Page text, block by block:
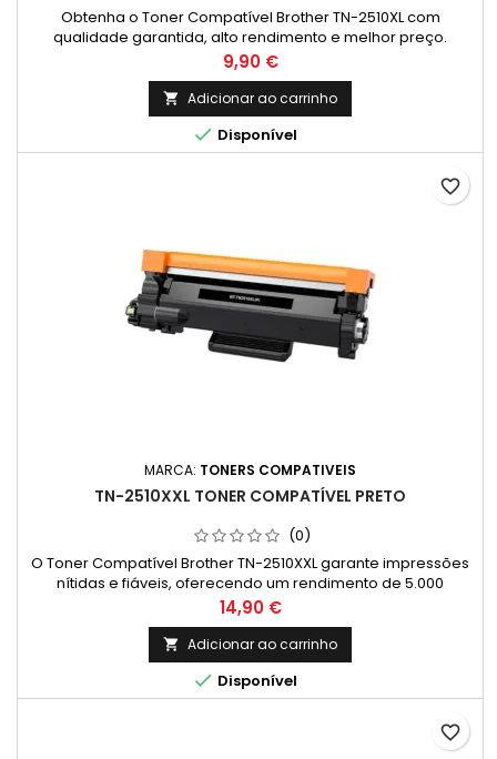
Obtenha o Toner Compatível Brother TN-2510XL com
qualidade garantida, alto rendimento e melhor preço.
Impressões nítidas e confiáveis. Cor: Preto Rendimento
Médio: 3.000 Páginas* Compatibilidades: DCP L2620DW; DCP
L2627DW; DCP L2627DWE; DCP L2627DWXL; DCP L2660DW; DCP
L2665DW; HL L2400DW; HL L2400DWE; HL L2445DW; HL L2447DW;
HL L2865DW; MFC L2800DW; MFC...
Preço
9,90 €
 Adicionar ao carrinho
 Disponível
MARCA: TONERS COMPATIVEIS
TN-2510XXL TONER COMPATÍVEL PRETO
(0)
O Toner Compatível Brother TN-2510XXL garante impressões
nítidas e fiáveis, oferecendo um rendimento de 5.000
páginas*, ideal para uso profissional e
doméstico.Compatibilidades Brother: DCP L2620DW; DCP
L2627DW; DCP L2627DWE; DCP L2627DWXL; DCP L2660DW; DCP
L2665DW; HL L2400DW; HL L2400DWE; HL L2445DW; HL L2447DW;
HL L2865DW; MFC L2800DW; MFC L2827DW; MFC...
Preço
14,90 €
 Adicionar ao carrinho
 Disponível
favorite_border
favorite_border